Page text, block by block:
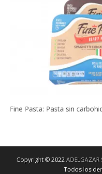
Fine Pasta: Pasta sin
Copyright © 2022
Todos los